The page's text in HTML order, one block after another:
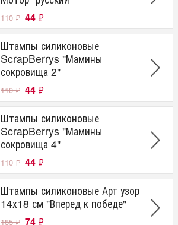
110₽ 44 ₽
Штампы силиконовые
ScrapBerrys "Мамины
сокровища 2"
110₽ 44 ₽
Штампы силиконовые
ScrapBerrys "Мамины
сокровища 4"
110₽ 44 ₽
Штампы силиконовые Арт узор
14х18 см "Вперед к победе"
185₽ 74 ₽